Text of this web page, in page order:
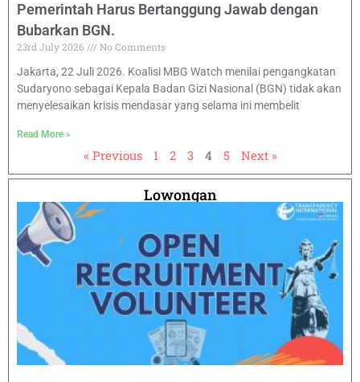
Pemerintah Harus Bertanggung Jawab dengan
Bubarkan BGN.
23rd July 2026
No Comments
Jakarta, 22 Juli 2026. Koalisi MBG Watch menilai pengangkatan
Sudaryono sebagai Kepala Badan Gizi Nasional (BGN) tidak akan
menyelesaikan krisis mendasar yang selama ini membelit
Read More »
« Previous 1 2 3 4 5 Next »
Lowongan